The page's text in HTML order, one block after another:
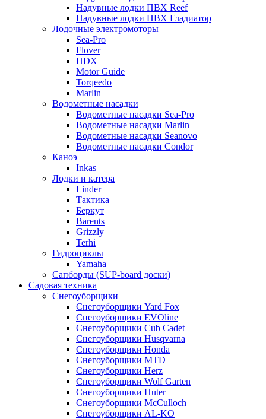
Надувные лодки ПВХ Reef
Надувные лодки ПВХ Гладиатор
Лодочные электромоторы
Sea-Pro
Flover
HDX
Motor Guide
Torqeedo
Marlin
Водометные насадки
Водометные насадки Sea-Pro
Водометные насадки Marlin
Водометные насадки Seanovo
Водометные насадки Condor
Каноэ
Inkas
Лодки и катера
Linder
Тактика
Беркут
Barents
Grizzly
Terhi
Гидроциклы
Yamaha
Сапборды (SUP-board доски)
Садовая техника
Снегоуборщики
Снегоуборщики Yard Fox
Снегоуборщики EVOline
Снегоуборщики Cub Cadet
Снегоуборщики Husqvarna
Снегоуборщики Honda
Снегоуборщики MTD
Снегоуборщики Herz
Снегоуборщики Wolf Garten
Снегоуборщики Huter
Снегоуборщики McCulloch
Снегоуборщики AL-KO